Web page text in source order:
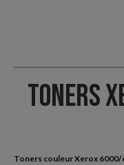
Toners
Toners couleur Xerox 6000/